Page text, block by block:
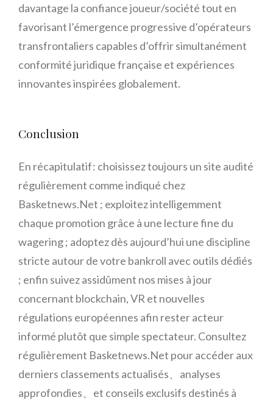
davantage la confiance joueur/société tout en
favorisant l’émergence progressive d’opérateurs
transfrontaliers capables d’offrir simultanément
conformité juridique française et expériences
innovantes inspirées globalement.
Conclusion
En récapitulatif : choisissez toujours un site audité
régulièrement comme indiqué chez
Basketnews.Net ; exploitez intelligemment
chaque promotion grâce à une lecture fine du
wagering ; adoptez dès aujourd’hui une discipline
stricte autour de votre bankroll avec outils dédiés
; enfin suivez assidûment nos mises à jour
concernant blockchain, VR et nouvelles
régulations européennes afin rester acteur
informé plutôt que simple spectateur.​ Consultez
régulièrement Basketnews.Net pour accéder aux
derniers classements actualisés、analyses
approfondies、et conseils exclusifs destinés à